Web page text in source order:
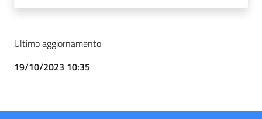
Ultimo aggiornamento
19/10/2023 10:35